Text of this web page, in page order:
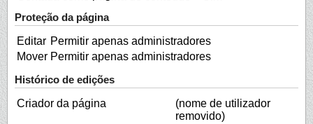
Proteção da página
Editar Permitir apenas administradores
Mover Permitir apenas administradores
Histórico de edições
Criador da página
(nome de utilizador
removido)